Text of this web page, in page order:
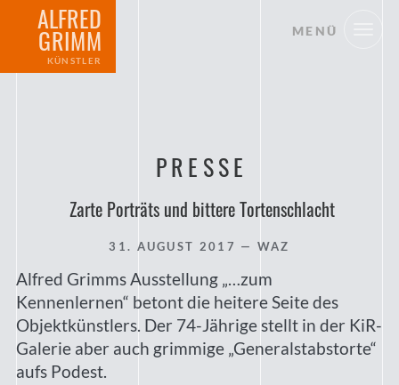
ALFRED
GRIMM
KÜNSTLER
MENÜ
PRESSE
Zarte Porträts und bittere Tortenschlacht
31. AUGUST 2017 — WAZ
Alfred Grimms Ausstellung „…zum
Kennenlernen“ betont die heitere Seite des
Objektkünstlers. Der 74-Jährige stellt in der KiR-
Galerie aber auch grimmige „Generalstabstorte“
aufs Podest.